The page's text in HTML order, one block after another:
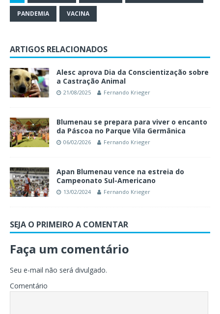
PANDEMIA VACINA
ARTIGOS RELACIONADOS
Alesc aprova Dia da Conscientização sobre
a Castração Animal
21/08/2025 Fernando Krieger
Blumenau se prepara para viver o encanto
da Páscoa no Parque Vila Germânica
06/02/2026 Fernando Krieger
Apan Blumenau vence na estreia do
Campeonato Sul-Americano
13/02/2024 Fernando Krieger
SEJA O PRIMEIRO A COMENTAR
Faça um comentário
Seu e-mail não será divulgado.
Comentário